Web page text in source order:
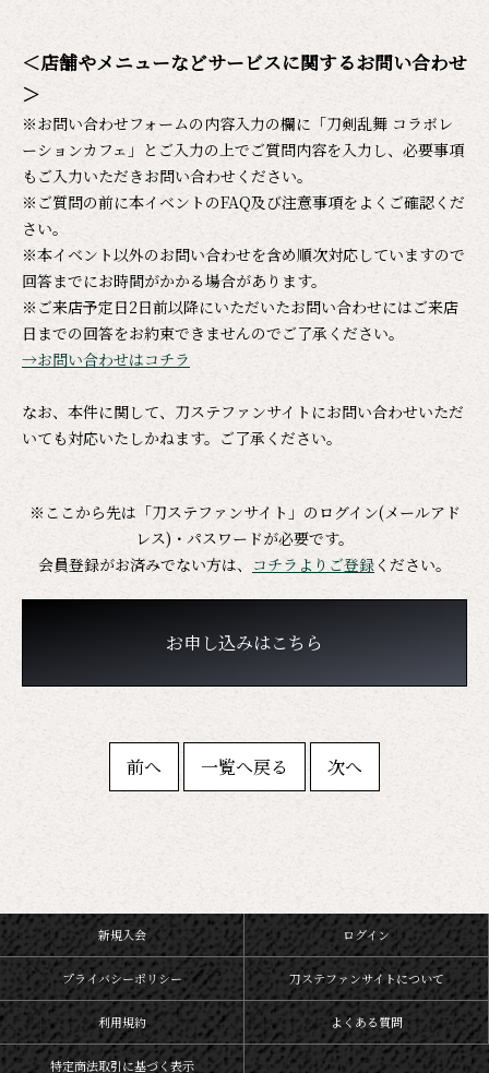
＜店舗やメニューなどサービスに関するお問い合わせ
＞
※お問い合わせフォームの内容入力の欄に「刀剣乱舞 コラボレ
ーションカフェ」とご入力の上でご質問内容を入力し、必要事項
もご入力いただきお問い合わせください。
※ご質問の前に本イベントのFAQ及び注意事項をよくご確認くだ
さい。
※本イベント以外のお問い合わせを含め順次対応していますので
回答までにお時間がかかる場合があります。
※ご来店予定日2日前以降にいただいたお問い合わせにはご来店
日までの回答をお約束できませんのでご了承ください。
→お問い合わせはコチラ
なお、本件に関して、刀ステファンサイトにお問い合わせいただ
いても対応いたしかねます。ご了承ください。
※ここから先は「刀ステファンサイト」のログイン(メールアド
レス)・パスワードが必要です。
会員登録がお済みでない方は、 コチラよりご登録 ください。
お申し込みはこちら
前へ 一覧へ戻る 次へ
新規入会 ログイン
プライバシーポリシー 刀ステファンサイトについて
利用規約 よくある質問
特定商法取引に基づく表示